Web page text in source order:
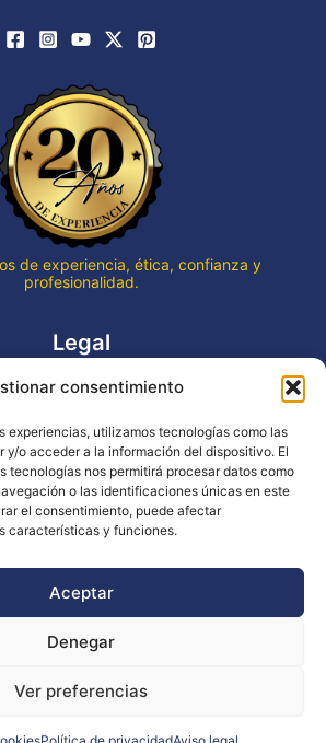
consentimiento
experiencias, utilizamos tecnologías como las
y/o acceder a la información del dispositivo. El
tecnologías nos permitirá procesar datos como
o las identificaciones únicas en este
el consentimiento, puede afectar
características y funciones.
Aceptar
Denegar
Ver preferencias
de experiencia, ética, confianza y
profesionalidad.
Legal
Aviso legal
de accesibilidad
de cookies (UE)